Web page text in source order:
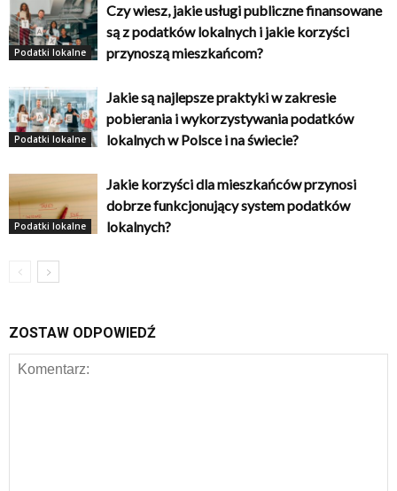
Podatki lokalne
Czy wiesz, jakie usługi publiczne finansowane
są z podatków lokalnych i jakie korzyści
przynoszą mieszkańcom?
Podatki lokalne
Jakie są najlepsze praktyki w zakresie
pobierania i wykorzystywania podatków
lokalnych w Polsce i na świecie?
Podatki lokalne
Jakie korzyści dla mieszkańców przynosi
dobrze funkcjonujący system podatków
lokalnych?
ZOSTAW ODPOWIEDŹ